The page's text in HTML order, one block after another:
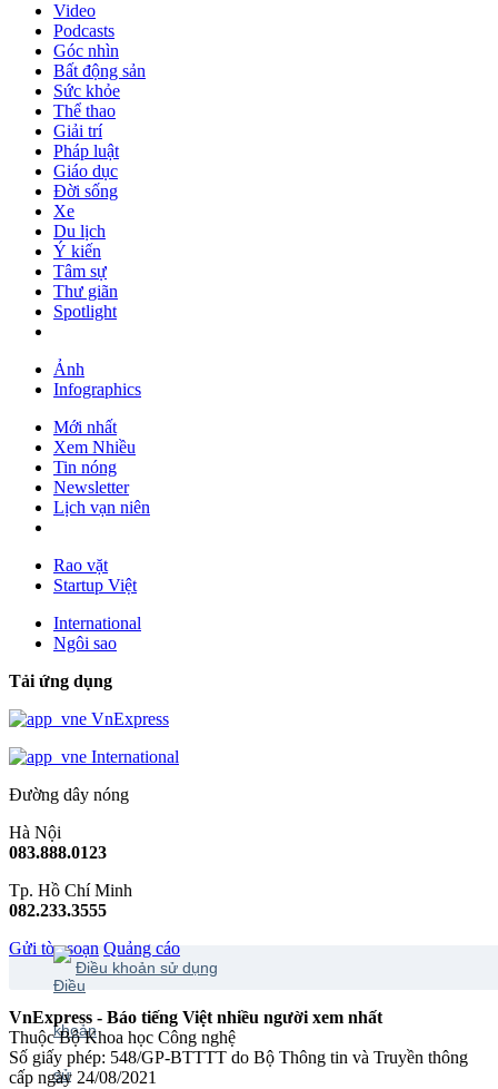
Video
Podcasts
Góc nhìn
Bất động sản
Sức khỏe
Thể thao
Giải trí
Pháp luật
Giáo dục
Đời sống
Xe
Du lịch
Ý kiến
Tâm sự
Thư giãn
Spotlight
Ảnh
Infographics
Mới nhất
Xem Nhiều
Tin nóng
Newsletter
Lịch vạn niên
Rao vặt
Startup Việt
International
Ngôi sao
Tải ứng dụng
VnExpress
International
Đường dây nóng
Hà Nội
083.888.0123
Tp. Hồ Chí Minh
082.233.3555
Gửi tòa soạn Quảng cáo
Điều khoản sử dụng
VnExpress - Báo tiếng Việt nhiều người xem nhất
Thuộc Bộ Khoa học Công nghệ
Số giấy phép: 548/GP-BTTTT do Bộ Thông tin và Truyền thông
cấp ngày 24/08/2021